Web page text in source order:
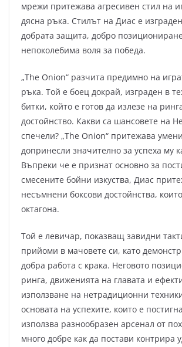
мрежи притежава агресивен стил на
дясна ръка. Стилът на Диас е
добрата защита, добро
непоколебима воля за победа.
„The Onion“ разчита предимно на
ръка. Той е боец докрай, изграден в
битки, който е готов да излезе на
достойнство. Какви са шансовете на
спечели? „The Onion“ притежава
допринесли значително за успеха му
Въпреки че е признат основно за
смесените бойни изкуства, Диас
несъмнени боксови достойнства,
октагона.
Той е левичар, показващ завидни
прийоми в мачовете си, като
добра работа с крака. Неговото
ринга, движенията на главата и
използване на нетрадиционни
основата на успехите, които е
използва разнообразен арсенал от
много добре как да постави контрира